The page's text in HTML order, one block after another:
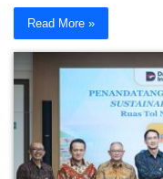
Read More »